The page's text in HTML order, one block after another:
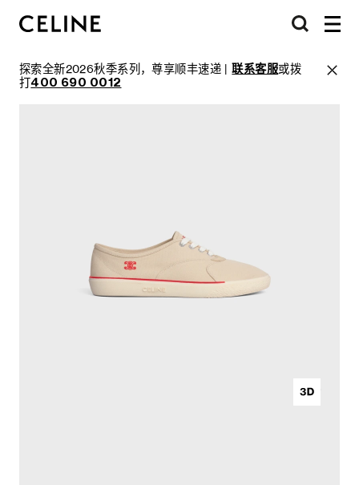
探索全新2026秋季系列，尊享顺丰速递 |联系客服或拨
打400 690 0012